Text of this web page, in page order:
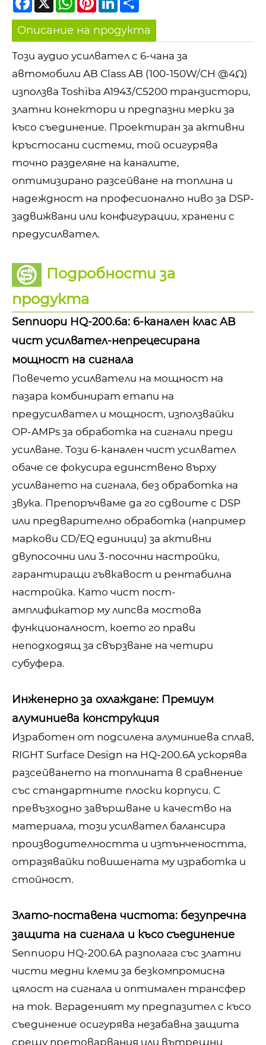
Описание на продукта
Този аудио усилвател с 6-чана за
автомобили AB Class AB (100-150W/CH @4Ω)
използва Toshiba A1943/C5200 транзистори,
златни конектори и предпазни мерки за
късо съединение. Проектиран за активни
кръстосани системи, той осигурява
точно разделяне на каналите,
оптимизирано разсейване на топлина и
надеждност на професионално ниво за DSP-
задвижвани или конфигурации, хранени с
предусилвател.
Подробности за
продукта
Sennuopu HQ-200.6a: 6-канален клас AB
чист усилвател-непрецесирана
мощност на сигнала
Повечето усилватели на мощност на
пазара комбинират етапи на
предусилвател и мощност, използвайки
OP-AMPs за обработка на сигнали преди
усилване. Този 6-канален чист усилвател
обаче се фокусира единствено върху
усилването на сигнала, без обработка на
звука. Препоръчваме да го сдвоите с DSP
или предварително обработка (например
маркови CD/EQ единици) за активни
двупосочни или 3-посочни настройки,
гарантиращи гъвкавост и рентабилна
настройка. Като чист пост-
амплификатор му липсва мостова
функционалност, което го прави
неподходящ за свързване на четири
субуфера.
Инженерно за охлаждане: Премиум
алуминиева конструкция
Изработен от подсилена алуминиева сплав,
RIGHT Surface Design на HQ-200.6A ускорява
разсейването на топлината в сравнение
със стандартните плоски корпуси. С
превъзходно завършване и качество на
материала, този усилвател балансира
производителността и изтънчеността,
отразявайки повишената му изработка и
стойност.
Злато-поставена чистота: безупречна
защита на сигнала и късо съединение
Sennuopu HQ-200.6A разполага със златни
чисти медни клеми за безкомпромисна
цялост на сигнала и оптимален трансфер
на ток. Вграденият му предпазител с късо
съединение осигурява незабавна защита
срещу претоварвания или вътрешни